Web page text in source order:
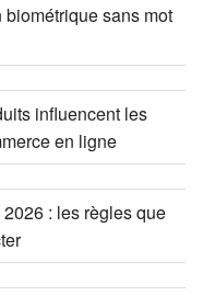
sans mot
influencent les
en ligne
: les règles que